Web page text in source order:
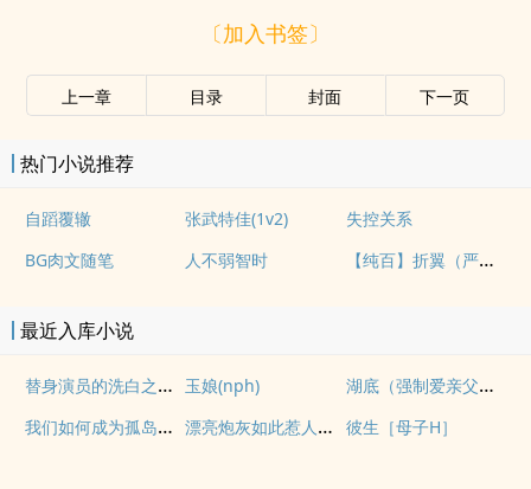
〔加入书签〕
上一章 目录 封面 下一页
热门小说推荐
自蹈覆辙 张武特佳(1v2)
失控关系
BG肉文随笔
人不弱智时 【纯百】折翼（严厉上司是小鸟）
最近入库小说
替身演员的洗白之路(nph) 玉娘(nph)
湖底（强制爱亲父女）
我们如何成为孤岛（异国，NPH）
漂亮炮灰如此惹人怜爱 彼生［母子H］